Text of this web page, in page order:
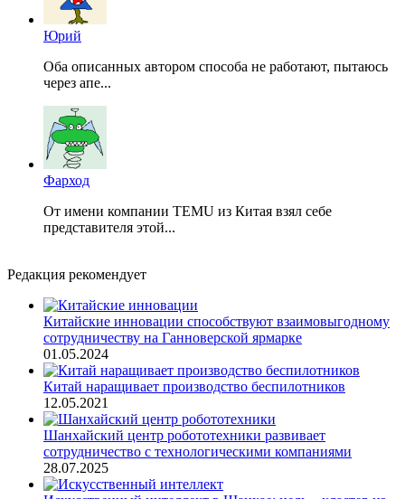
Юрий
Оба описанных автором способа не работают, пытаюсь
через апе...
Фарход
От имени компании TEMU из Китая взял себе
представителя этой...
Редакция рекомендует
Китайские инновации способствуют взаимовыгодному
сотрудничеству на Ганноверской ярмарке
01.05.2024
Китай наращивает производство беспилотников
12.05.2021
Шанхайский центр робототехники развивает
сотрудничество с технологическими компаниями
28.07.2025